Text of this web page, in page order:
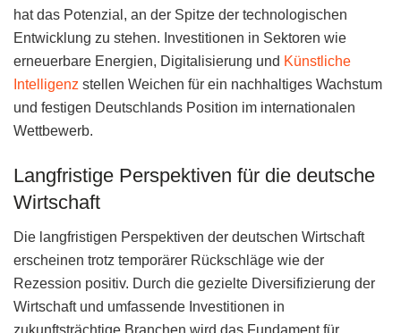
hat das Potenzial, an der Spitze der technologischen
Entwicklung zu stehen. Investitionen in Sektoren wie
erneuerbare Energien, Digitalisierung und Künstliche
Intelligenz stellen Weichen für ein nachhaltiges Wachstum
und festigen Deutschlands Position im internationalen
Wettbewerb.
Langfristige Perspektiven für die deutsche
Wirtschaft
Die langfristigen Perspektiven der deutschen Wirtschaft
erscheinen trotz temporärer Rückschläge wie der
Rezession positiv. Durch die gezielte Diversifizierung der
Wirtschaft und umfassende Investitionen in
zukunftsträchtige Branchen wird das Fundament für